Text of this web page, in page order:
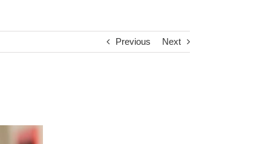
Previous Next